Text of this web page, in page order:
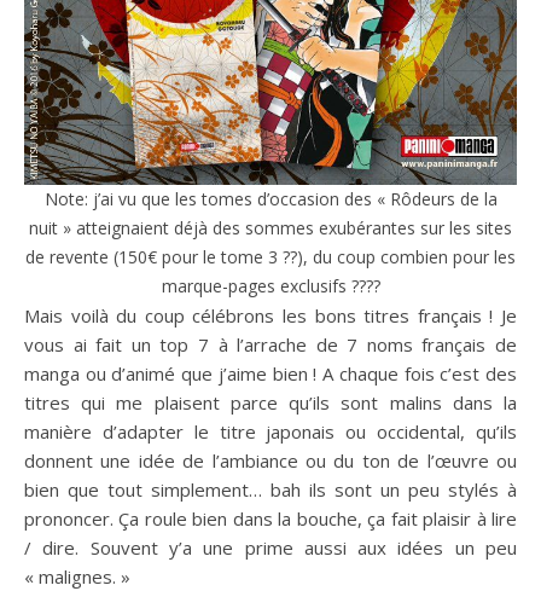
Note: j’ai vu que les tomes d’occasion des « Rôdeurs de la
nuit » atteignaient déjà des sommes exubérantes sur les sites
de revente (150€ pour le tome 3 ??), du coup combien pour les
marque-pages exclusifs ????
Mais voilà du coup célébrons les bons titres français ! Je
vous ai fait un top 7 à l’arrache de 7 noms français de
manga ou d’animé que j’aime bien ! A chaque fois c’est des
titres qui me plaisent parce qu’ils sont malins dans la
manière d’adapter le titre japonais ou occidental, qu’ils
donnent une idée de l’ambiance ou du ton de l’œuvre ou
bien que tout simplement… bah ils sont un peu stylés à
prononcer. Ça roule bien dans la bouche, ça fait plaisir à lire
/ dire. Souvent y’a une prime aussi aux idées un peu
« malignes. »